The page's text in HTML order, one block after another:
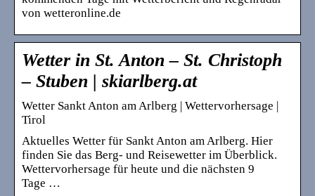
von wetteronline.de
Wetter in St. Anton – St. Christoph
– Stuben | skiarlberg.at
Wetter Sankt Anton am Arlberg | Wettervorhersage |
Tirol
Aktuelles Wetter für Sankt Anton am Arlberg. Hier
finden Sie das Berg- und Reisewetter im Überblick.
Wettervorhersage für heute und die nächsten 9
Tage …